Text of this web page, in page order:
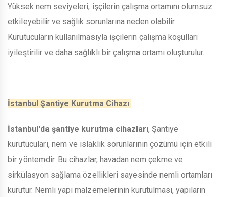
Yüksek nem seviyeleri, işçilerin çalışma ortamını olumsuz
etkileyebilir ve sağlık sorunlarına neden olabilir.
Kurutucuların kullanılmasıyla işçilerin çalışma koşulları
iyileştirilir ve daha sağlıklı bir çalışma ortamı oluşturulur.
İstanbul Şantiye Kurutma Cihazı
İstanbul'da şantiye kurutma cihazları, Şantiye
kurutucuları, nem ve ıslaklık sorunlarının çözümü için etkili
bir yöntemdir. Bu cihazlar, havadan nem çekme ve
sirkülasyon sağlama özellikleri sayesinde nemli ortamları
kurutur. Nemli yapı malzemelerinin kurutulması, yapıların